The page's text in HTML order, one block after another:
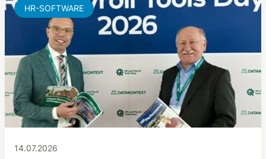
14.07.2026
HR-SOFTWARE